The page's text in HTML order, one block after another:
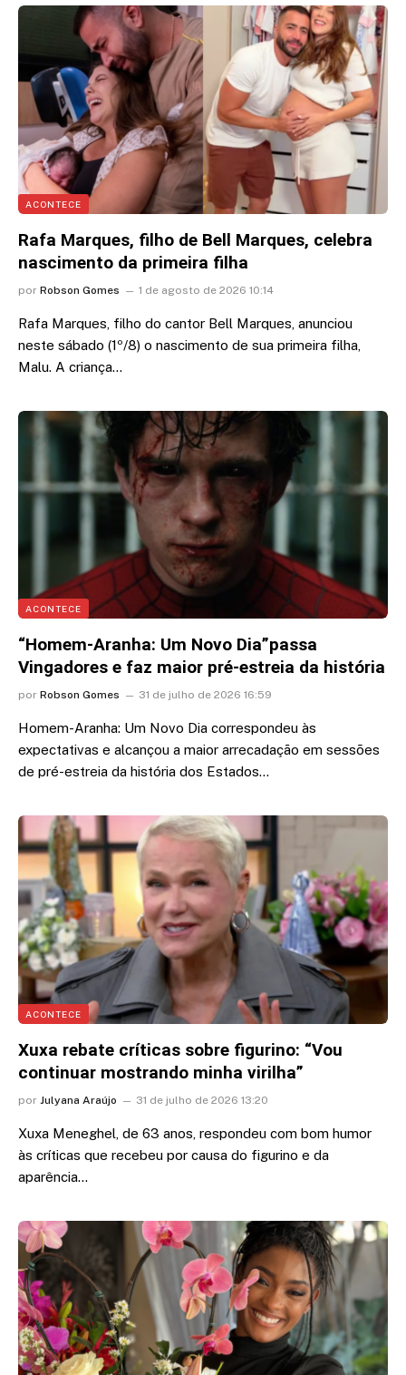
ACONTECE
Rafa Marques, filho de Bell Marques, celebra
nascimento da primeira filha
por Robson Gomes 1 de agosto de 2026 10:14
Rafa Marques, filho do cantor Bell Marques, anunciou
neste sábado (1º/8) o nascimento de sua primeira filha,
Malu. A criança…
ACONTECE
“Homem-Aranha: Um Novo Dia”passa
Vingadores e faz maior pré-estreia da história
por Robson Gomes 31 de julho de 2026 16:59
Homem-Aranha: Um Novo Dia correspondeu às
expectativas e alcançou a maior arrecadação em sessões
de pré-estreia da história dos Estados…
ACONTECE
Xuxa rebate críticas sobre figurino: “Vou
continuar mostrando minha virilha”
por Julyana Araújo 31 de julho de 2026 13:20
Xuxa Meneghel, de 63 anos, respondeu com bom humor
às críticas que recebeu por causa do figurino e da
aparência…